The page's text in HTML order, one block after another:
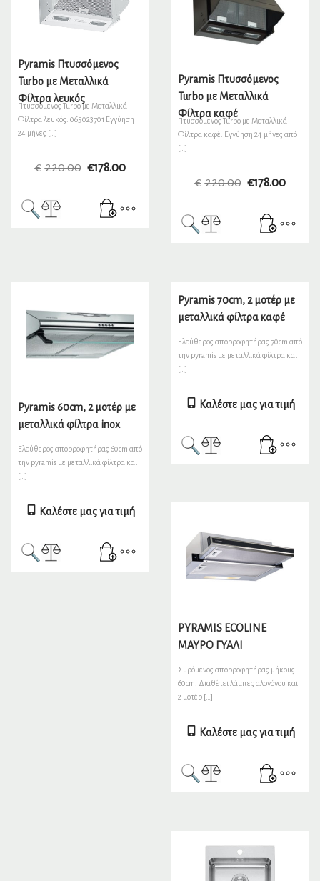
Pyramis Πτυσσόμενος
Turbo με Μεταλλικά
Φίλτρα λευκός
Πτυσσόμενος Turbo με Μεταλλικά
Φίλτρα λευκός. 065023701 Εγγύηση
24 μήνες […]
€ 220.00 €178.00
Pyramis Πτυσσόμενος
Turbo με Μεταλλικά
Φίλτρα καφέ
Πτυσσόμενος Turbo με Μεταλλικά
Φίλτρα καφέ. Εγγύηση 24 μήνες από
[…]
€ 220.00 €178.00
Pyramis 60cm, 2 μοτέρ με
μεταλλικά φίλτρα inox
Ελεύθερος απορροφητήρας 60cm από
την pyramis με μεταλλικά φίλτρα και
[…]
Καλέστε μας για τιμή
Pyramis 70cm, 2 μοτέρ με
μεταλλικά φίλτρα καφέ
Ελεύθερος απορροφητήρας 70cm από
την pyramis με μεταλλικά φίλτρα και
[…]
Καλέστε μας για τιμή
PYRAMIS ECOLINE
ΜΑΥΡΟ ΓΥΑΛΙ
Συρόμενος απορροφητήρας μήκους
60cm. Διαθέτει λάμπες αλογόνου και
2 μοτέρ […]
Καλέστε μας για τιμή